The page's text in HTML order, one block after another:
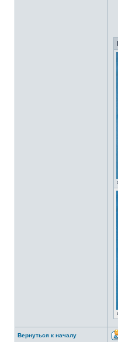
Вернуться к началу